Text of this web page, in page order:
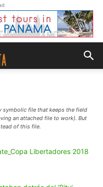
symbolic file that keeps the field
an attached file to work). But
of this file.